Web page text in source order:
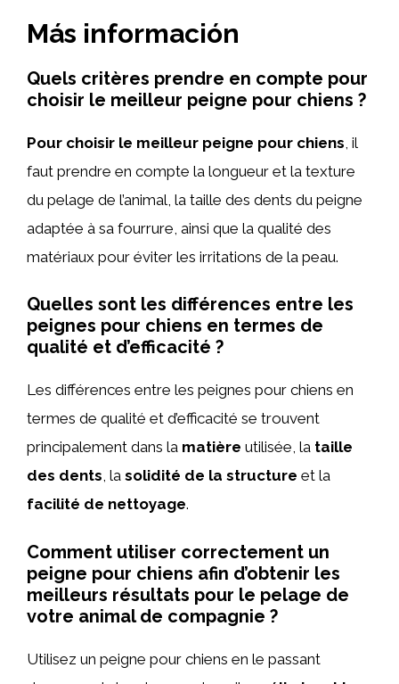
Más información
Quels critères prendre en compte pour
choisir le meilleur peigne pour chiens ?
Pour choisir le meilleur peigne pour chiens , il
faut prendre en compte la longueur et la texture
du pelage de l’animal, la taille des dents du peigne
adaptée à sa fourrure, ainsi que la qualité des
matériaux pour éviter les irritations de la peau.
Quelles sont les différences entre les
peignes pour chiens en termes de
qualité et d’efficacité ?
Les différences entre les peignes pour chiens en
termes de qualité et d’efficacité se trouvent
principalement dans la matière utilisée, la taille
des dents, la solidité de la structure et la
facilité de nettoyage.
Comment utiliser correctement un
peigne pour chiens afin d’obtenir les
meilleurs résultats pour le pelage de
votre animal de compagnie ?
Utilisez un peigne pour chiens en le passant